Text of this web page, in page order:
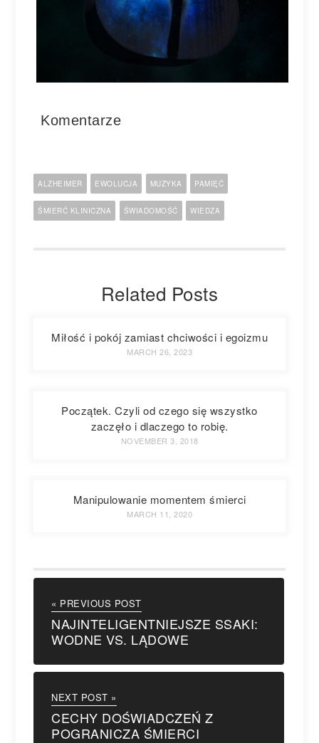
Komentarze
ALZHEIMER EWOLUCJA MUZYKA PAMIĘĆ
ŚMIERĆ KLINICZNA ŚWIADOMOŚĆ WIEDZA
Related Posts
Miłość i pokój zamiast chciwości i egoizmu
MARCH 26, 2023
Początek. Czyli od czego się wszystko
zaczęło i dlaczego to robię.
NOVEMBER 3, 2018
Manipulowanie momentem śmierci
MARCH 11, 2020
« PREVIOUS POST
NAJINTELIGENTNIEJSZE SSAKI:
WODNE VS. LĄDOWE
NEXT POST »
CECHY DOŚWIADCZEŃ Z
POGRANICZA ŚMIERCI